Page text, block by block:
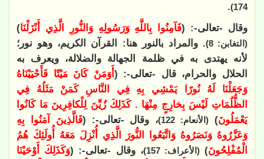
174)
.
وقال -تعالى-: (فَآمِنُوا بِاللَّهِ وَرَسُولِهِ وَالنُّورِ الَّذِي أَنْزَلْنَا)
(التغابن: 8)
. والمراد بالنور هنا: القرآن الكريم، وهو نور؛
لأنه يهتدى به في ظلمة الجهالة والضلالة، ويعرف به
الحلال والحرام، قال -تعالى-: ( أَوَمَنْ كَانَ مَيْتًا فَأَحْيَيْنَاهُ
وَجَعَلْنَا لَهُ نُورًا يَمْشِي بِهِ فِي النَّاسِ كَمَنْ مَثَلُهُ فِي
الظُّلُمَاتِ لَيْسَ بِخارِجٍ مِنْهَا . كَذَلِكَ زُيِّنَ لِلْكافِرِينَ مَا كَانُوا
يَعْمَلُونَ) (الأنعام: 122) ، وقال -تعالى-: (فَالَّذِينَ آمَنُوا بِهِ
وَعَزَّرُوهُ وَنَصَرُوهُ وَاتَّبَعُوا النُّورَ الَّذِي أُنْزِلَ مَعَهُ أُولَئِكَ هُمُ
الْمُفْلِحُونَ)(الأعراف: 157) ، وقال -تعالى-: (وَكَذَلِكَ أَوْحَيْنَا